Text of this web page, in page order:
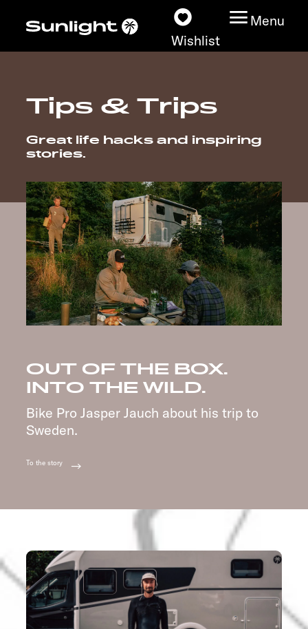
Wishlist
Menu
Models
Vehicle Guide
Dealerslocator
Explore
Service
Tips & Trips
Great life hacks and inspiring
stories.
OUT OF THE BOX.
INTO THE WILD.
Bike Pro Jasper Jauch about his trip to
Sweden.
To the story